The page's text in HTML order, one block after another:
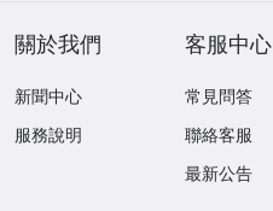
關於我們
新聞中心
服務說明
客服中心
常見問答
聯絡客服
最新公告